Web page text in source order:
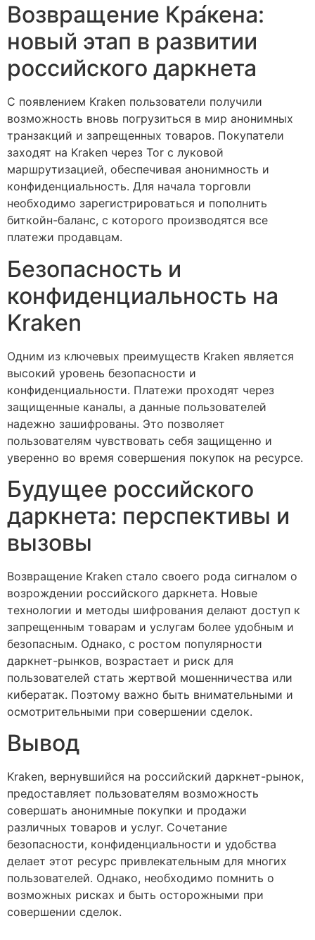
Возвращение Кра́кена:
новый этап в развитии
российского даркнета
С появлением Kraken пользователи получили
возможность вновь погрузиться в мир анонимных
транзакций и запрещенных товаров. Покупатели
заходят на Kraken через Tor с луковой
маршрутизацией, обеспечивая анонимность и
конфиденциальность. Для начала торговли
необходимо зарегистрироваться и пополнить
биткойн-баланс, с которого производятся все
платежи продавцам.
Безопасность и
конфиденциальность на
Kraken
Одним из ключевых преимуществ Kraken является
высокий уровень безопасности и
конфиденциальности. Платежи проходят через
защищенные каналы, а данные пользователей
надежно зашифрованы. Это позволяет
пользователям чувствовать себя защищенно и
уверенно во время совершения покупок на ресурсе.
Будущее российского
даркнета: перспективы и
вызовы
Возвращение Kraken стало своего рода сигналом о
возрождении российского даркнета. Новые
технологии и методы шифрования делают доступ к
запрещенным товарам и услугам более удобным и
безопасным. Однако, с ростом популярности
даркнет-рынков, возрастает и риск для
пользователей стать жертвой мошенничества или
кибератак. Поэтому важно быть внимательными и
осмотрительными при совершении сделок.
Вывод
Kraken, вернувшийся на российский даркнет-рынок,
предоставляет пользователям возможность
совершать анонимные покупки и продажи
различных товаров и услуг. Сочетание
безопасности, конфиденциальности и удобства
делает этот ресурс привлекательным для многих
пользователей. Однако, необходимо помнить о
возможных рисках и быть осторожными при
совершении сделок.